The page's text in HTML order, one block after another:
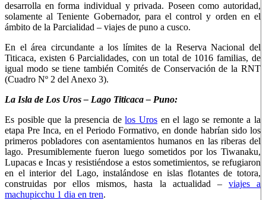
desarrolla en forma individual y privada. Poseen como autoridad,
solamente al Teniente Gobernador, para el control y orden en el
ámbito de la Parcialidad – viajes de puno a cusco.
En el área circundante a los límites de la Reserva Nacional del
Titicaca, existen 6 Parcialidades, con un total de 1016 familias, de
igual modo se tiene también Comités de Conservación de la RNT
(Cuadro Nº 2 del Anexo 3).
La Isla de Los Uros – Lago Titicaca – Puno:
Es posible que la presencia delos Uros en el lago se remonte a la
etapa Pre Inca, en el Periodo Formativo, en donde habrían sido los
primeros pobladores con asentamientos humanos en las riberas del
lago. Presumiblemente fueron luego sometidos por los Tiwanaku,
Lupacas e Incas y resistiéndose a estos sometimientos, se refugiaron
en el interior del Lago, instalándose en islas flotantes de totora,
construidas por ellos mismos, hasta la actualidad – viajes a
machupicchu 1 dia en tren.